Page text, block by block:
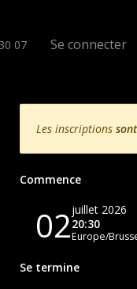
07 Se connecter
Les inscriptions
Commence
02juillet 2026
20:30
Europe/
Se termine